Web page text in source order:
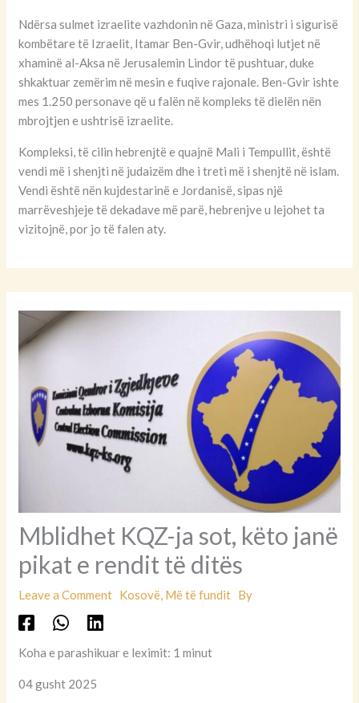
Ndërsa sulmet izraelite vazhdonin në Gaza, ministri i sigurisë
kombëtare të Izraelit, Itamar Ben-Gvir, udhëhoqi lutjet në
xhaminë al-Aksa në Jerusalemin Lindor të pushtuar, duke
shkaktuar zemërim në mesin e fuqive rajonale. Ben-Gvir ishte
mes 1.250 personave që u falën në kompleks të dielën nën
mbrojtjen e ushtrisë izraelite.
Kompleksi, të cilin hebrenjtë e quajnë Mali i Tempullit, është
vendi më i shenjti në judaizëm dhe i treti më i shenjtë në islam.
Vendi është nën kujdestarinë e Jordanisë, sipas një
marrëveshjeje të dekadave më parë, hebrenjve u lejohet ta
vizitojnë, por jo të falen aty.
Mblidhet KQZ-ja sot, këto janë
pikat e rendit të ditës
Leave a Comment Kosovë, Më të fundit By
Koha e parashikuar e leximit: 1 minut
04 gusht 2025